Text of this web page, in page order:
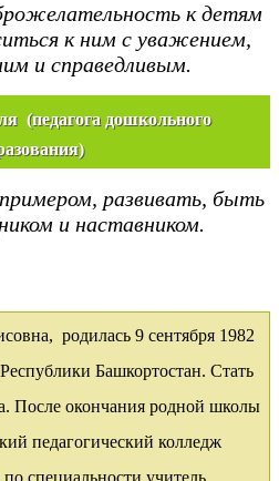
к детям
к ним с уважением,
и справедливым.
(педагога дошкольного
развивать, быть
и наставником.
родилась 9 сентября 1982
Башкортостан. Стать
После окончания родной школы
педагогический колледж
специальности учитель